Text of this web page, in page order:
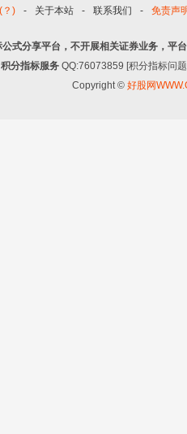
？) - 关于本站 - 联系我们 - 免责声
式分享平台，不开展相关证券业务，平
积分指标服务 QQ:76073859 [积分指标问
Copyright © 好股网